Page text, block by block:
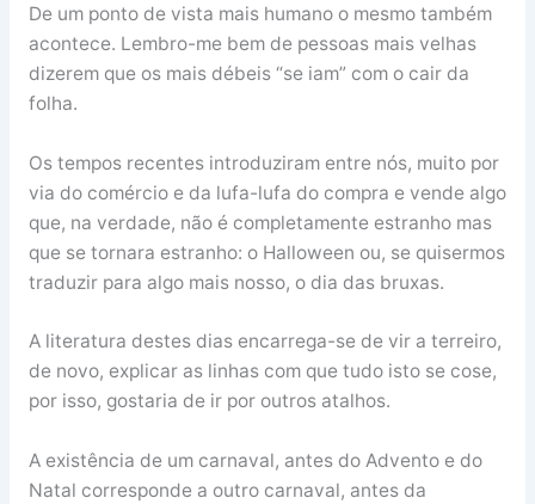
De um ponto de vista mais humano o mesmo também
acontece. Lembro-me bem de pessoas mais velhas
dizerem que os mais débeis “se iam” com o cair da
folha.
Os tempos recentes introduziram entre nós, muito por
via do comércio e da lufa-lufa do compra e vende algo
que, na verdade, não é completamente estranho mas
que se tornara estranho: o Halloween ou, se quisermos
traduzir para algo mais nosso, o dia das bruxas.
A literatura destes dias encarrega-se de vir a terreiro,
de novo, explicar as linhas com que tudo isto se cose,
por isso, gostaria de ir por outros atalhos.
A existência de um carnaval, antes do Advento e do
Natal corresponde a outro carnaval, antes da